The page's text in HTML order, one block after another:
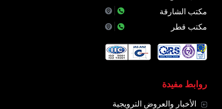
مكتب الشارقة
مكتب قطر
روابط مفيدة
الأخبار والعروض الترويجية